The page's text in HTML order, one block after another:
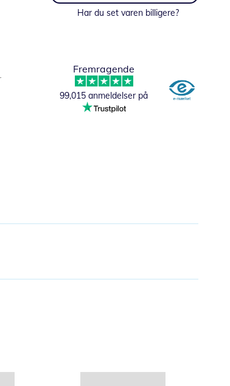
Har du set varen billigere?
Fremragende
99,015 anmeldelser på